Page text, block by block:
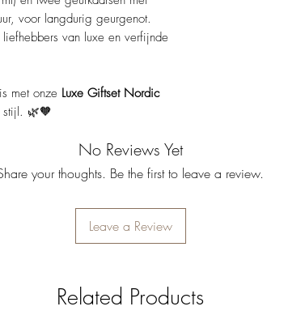
voor langdurig geurgenot.
van luxe en verfijnde
met onze Luxe Giftset Nordic
🌿🧡​
No Reviews Yet
your thoughts. Be the first to leave a review.
Leave a Review
Related Products